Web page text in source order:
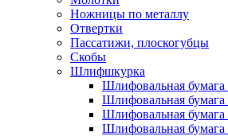
Ножницы по металлу
Отвертки
Пассатижи, плоскогубцы
Скобы
Шлифшкурка
Шлифовальная
Шлифовальная бумага
Шлифовальная бумага
Шлифовальная